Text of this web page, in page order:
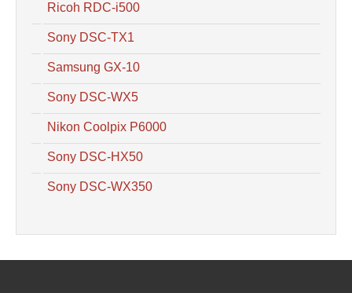
Ricoh RDC-i500
Sony DSC-TX1
Samsung GX-10
Sony DSC-WX5
Nikon Coolpix P6000
Sony DSC-HX50
Sony DSC-WX350